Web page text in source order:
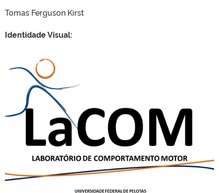
Tomas Ferguson Kirst
Identidade Visual: